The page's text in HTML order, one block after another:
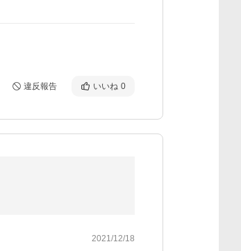
違反報告 いいね 0
2021/12/18